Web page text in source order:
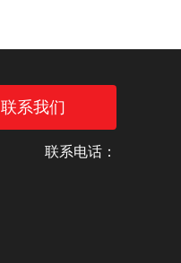
联系我们
联系电话：